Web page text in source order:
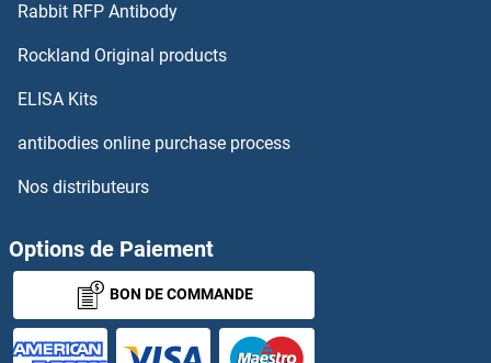
Chitinase 3-Like 4 Kits ELISA
Chitotriosidase 1 Kits ELISA
CHKB Kits ELISA
CHN1 Kits ELISA
CHODL Kits ELISA
Rabbit RFP Antibody
Rockland Original products
ELISA Kits
antibodies online purchase process
Nos distributeurs
Options de Paiement
BON DE COMMANDE